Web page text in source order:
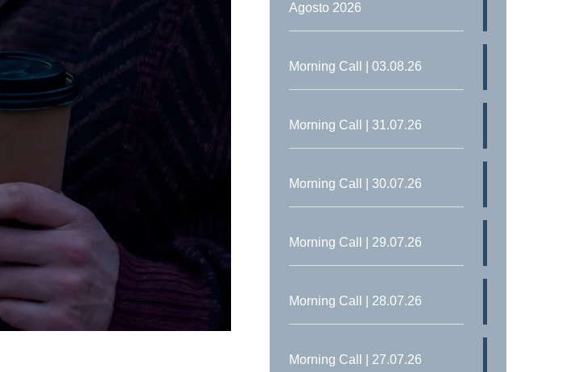
Agosto 2026
Morning Call | 03.08.26
Morning Call | 31.07.26
Morning Call | 30.07.26
Morning Call | 29.07.26
Morning Call | 28.07.26
Morning Call | 27.07.26